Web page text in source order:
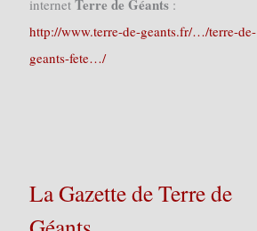
internet Terre de Géants :
http://www.terre-de-geants.fr/…/terre-de-
geants-fete…/
La Gazette de Terre de